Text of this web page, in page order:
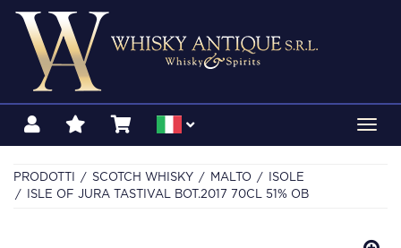
PRODOTTI SCOTCH WHISKY MALTO
ISOLE
ISLE OF JURA TASTIVAL BOT.2017 70CL 51% OB